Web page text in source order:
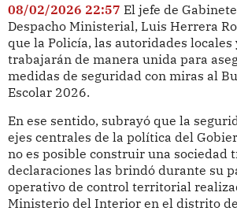
08/02/2026 22:57 El jefe de
Despacho Ministerial, Luis Herrera
que la Policía, las autoridades locales
trabajarán de manera unida para
medidas de seguridad con miras al
Escolar 2026.
En ese sentido, subrayó que la
ejes centrales de la política del
no es posible construir una sociedad
declaraciones las brindó durante su
operativo de control territorial
Ministerio del Interior en el distrito